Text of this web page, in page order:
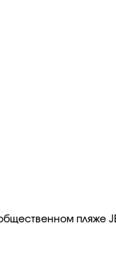
пляже